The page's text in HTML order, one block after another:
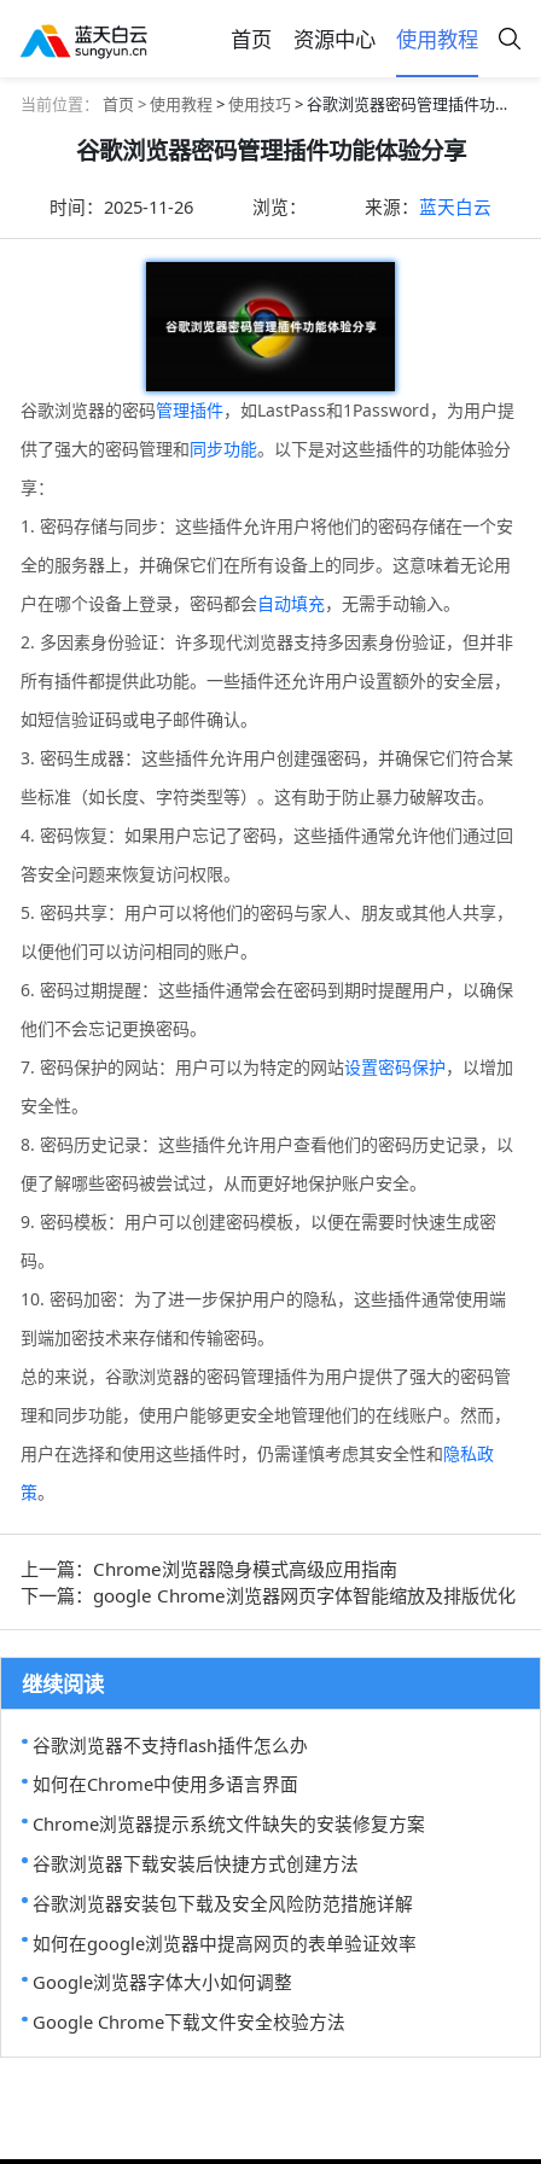
首页 资源中心 使用教程
当前位置： 首页 >使用教程>使用技巧> 谷歌浏览器密码管理插件功能体验分享
谷歌浏览器密码管理插件功能体验分享
时间：2025-11-26 浏览： 来源： 蓝天白云
谷歌浏览器的密码管理插件，如LastPass和1Password，为用户提
供了强大的密码管理和同步功能。以下是对这些插件的功能体验分
享：
1. 密码存储与同步：这些插件允许用户将他们的密码存储在一个安
全的服务器上，并确保它们在所有设备上的同步。这意味着无论用
户在哪个设备上登录，密码都会自动填充，无需手动输入。
2. 多因素身份验证：许多现代浏览器支持多因素身份验证，但并非
所有插件都提供此功能。一些插件还允许用户设置额外的安全层，
如短信验证码或电子邮件确认。
3. 密码生成器：这些插件允许用户创建强密码，并确保它们符合某
些标准（如长度、字符类型等）。这有助于防止暴力破解攻击。
4. 密码恢复：如果用户忘记了密码，这些插件通常允许他们通过回
答安全问题来恢复访问权限。
5. 密码共享：用户可以将他们的密码与家人、朋友或其他人共享，
以便他们可以访问相同的账户。
6. 密码过期提醒：这些插件通常会在密码到期时提醒用户，以确保
他们不会忘记更换密码。
7. 密码保护的网站：用户可以为特定的网站设置密码保护，以增加
安全性。
8. 密码历史记录：这些插件允许用户查看他们的密码历史记录，以
便了解哪些密码被尝试过，从而更好地保护账户安全。
9. 密码模板：用户可以创建密码模板，以便在需要时快速生成密
码。
10. 密码加密：为了进一步保护用户的隐私，这些插件通常使用端
到端加密技术来存储和传输密码。
总的来说，谷歌浏览器的密码管理插件为用户提供了强大的密码管
理和同步功能，使用户能够更安全地管理他们的在线账户。然而，
用户在选择和使用这些插件时，仍需谨慎考虑其安全性和隐私政
策。
上一篇：Chrome浏览器隐身模式高级应用指南
下一篇：google Chrome浏览器网页字体智能缩放及排版优化
继续阅读
谷歌浏览器不支持flash插件怎么办
如何在Chrome中使用多语言界面
Chrome浏览器提示系统文件缺失的安装修复方案
谷歌浏览器下载安装后快捷方式创建方法
谷歌浏览器安装包下载及安全风险防范措施详解
如何在google浏览器中提高网页的表单验证效率
Google浏览器字体大小如何调整
Google Chrome下载文件安全校验方法